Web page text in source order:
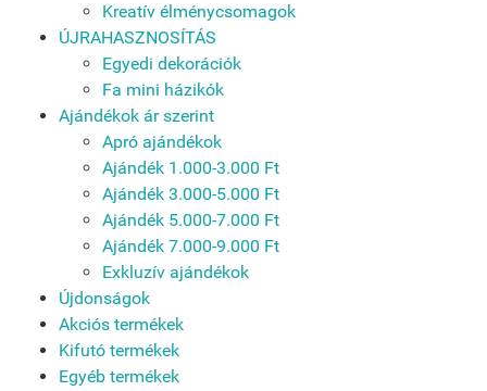
Kreatív élménycsomagok
ÚJRAHASZNOSÍTÁS
Egyedi dekorációk
Fa mini házikók
Ajándékok ár szerint
Apró ajándékok
Ajándék 1.000-3.000 Ft
Ajándék 3.000-5.000 Ft
Ajándék 5.000-7.000 Ft
Ajándék 7.000-9.000 Ft
Exkluzív ajándékok
Újdonságok
Akciós termékek
Kifutó termékek
Egyéb termékek